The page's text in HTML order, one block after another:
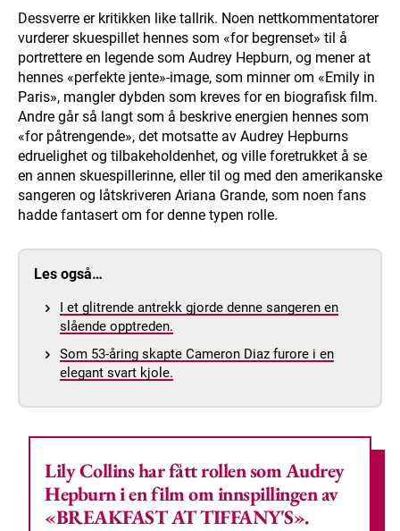
Dessverre er kritikken like tallrik. Noen nettkommentatorer
vurderer skuespillet hennes som «for begrenset» til å
portrettere en legende som Audrey Hepburn, og mener at
hennes «perfekte jente»-image, som minner om «Emily in
Paris», mangler dybden som kreves for en biografisk film.
Andre går så langt som å beskrive energien hennes som
«for påtrengende», det motsatte av Audrey Hepburns
edruelighet og tilbakeholdenhet, og ville foretrukket å se
en annen skuespillerinne, eller til og med den amerikanske
sangeren og låtskriveren Ariana Grande, som noen fans
hadde fantasert om for denne typen rolle.
Les også…
I et glitrende antrekk gjorde denne sangeren en
slående opptreden.
Som 53-åring skapte Cameron Diaz furore i en
elegant svart kjole.
Lily Collins har fått rollen som Audrey
Hepburn i en film om innspillingen av
«BREAKFAST AT TIFFANY'S».